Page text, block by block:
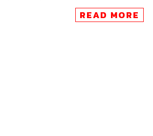
เศรษฐกิจถดถอยแบบรุนแรง (Severe
ถึงการหดตัวของเศรษฐกิจในหลายภาคธุรกิ
READ MORE